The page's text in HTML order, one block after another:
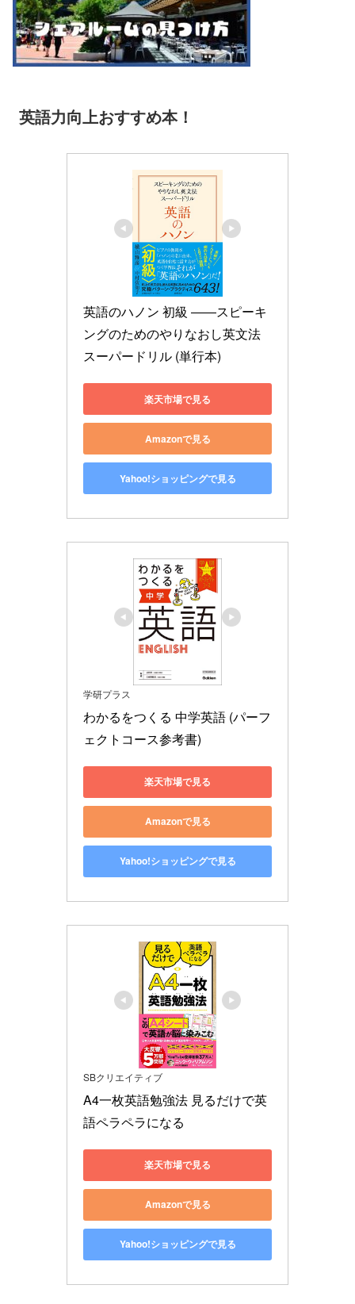
英語力向上おすすめ本！
英語のハノン 初級 ――スピーキ
ングのためのやりなおし英文法
スーパードリル (単行本)
楽天市場で見る
Amazonで見る
Yahoo!ショッピングで見る
学研プラス
わかるをつくる 中学英語 (パーフ
ェクトコース参考書)
楽天市場で見る
Amazonで見る
Yahoo!ショッピングで見る
SBクリエイティブ
A4一枚英語勉強法 見るだけで英
語ペラペラになる
楽天市場で見る
Amazonで見る
Yahoo!ショッピングで見る